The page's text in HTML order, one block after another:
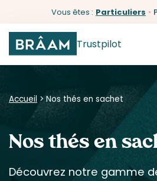
Vous êtes : Particuliers •
Trustpilot
Accueil >Nos thés en sachet
Nos thés en
Découvrez notre gamme